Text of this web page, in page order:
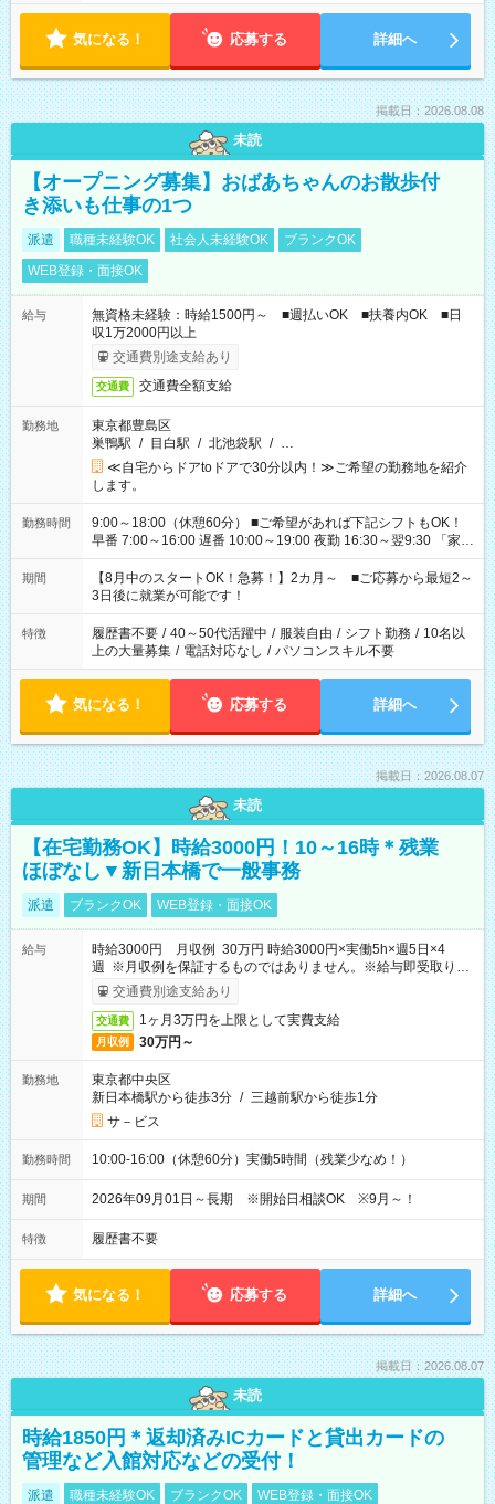
気になる！ 応募する 詳細へ
掲載日：2026.08.08
未読
【オープニング募集】おばあちゃんのお散歩付
き添いも仕事の1つ
派遣 職種未経験OK 社会人未経験OK
ブランクOK
WEB登録・面接OK
給与
無資格未経験：時給1500円～ ■週払いOK ■扶養内OK ■日
収1万2000円以上
交通費別途支給あり
交通費 交通費全額支給
勤務地
東京都豊島区
巣鴨駅 / 目白駅 / 北池袋駅 / …
≪自宅からドアtoドアで30分以内！≫ご希望の勤務地を紹介
します。
勤務時間
9:00～18:00（休憩60分） ■ご希望があれば下記シフトもOK！
早番 7:00～16:00 遅番 10:00～19:00 夜勤 16:30～翌9:30 「家族
と休みを合わせたい」 「余裕を持って夕飯の準備がしたい」
「できれば残業はしたくない」 など、ご希望を教えてください
ね。 ※Wワーク希望の方へ 今ご覧のお仕事で希望する勤務時間
と、もう1つのお仕事の勤務時間。 合計で週40時間を超える場
合は応募できません。
期間
【8月中のスタートOK！急募！】2カ月～ ■ご応募から最短2～
3日後に就業が可能です！
特徴 履歴書不要 / 40～50代活躍中 / 服装自由 / シフト勤務 / 10名以
上の大量募集 / 電話対応なし / パソコンスキル不要
気になる！ 応募する 詳細へ
掲載日：2026.08.07
未読
【在宅勤務OK】時給3000円！10～16時＊残業
ほぼなし▼新日本橋で一般事務
派遣 ブランクOK WEB登録・面接OK
給与
時給3000円 月収例 30万円 時給3000円×実働5h×週5日×4
週 ※月収例を保証するものではありません。※給与即受取りサ
ービス利用可（利用条件有）
交通費別途支給あり
交通費 1ヶ月3万円を上限として実費支給
月収例 30万円～
勤務地
東京都中央区
新日本橋駅から徒歩3分 / 三越前駅から徒歩1分
サ－ビス
勤務時間 10:00-16:00（休憩60分）実働5時間（残業少なめ！）
期間 2026年09月01日～長期 ※開始日相談OK ※9月～！
特徴 履歴書不要
気になる！ 応募する 詳細へ
掲載日：2026.08.07
未読
時給1850円＊返却済みICカードと貸出カードの
管理など入館対応などの受付！
派遣 職種未経験OK ブランクOK WEB登録・面接OK